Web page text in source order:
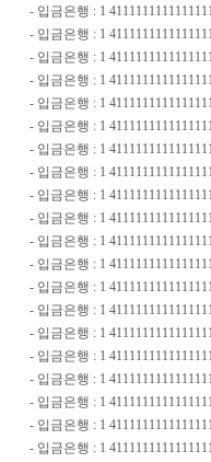
- 입금은행 : 1
- 입금은행 : 1
- 입금은행 : 1
- 입금은행 : 1
- 입금은행 : 1
- 입금은행 : 1
- 입금은행 : 1
- 입금은행 : 1
- 입금은행 : 1
- 입금은행 : 1
- 입금은행 : 1
- 입금은행 : 1
- 입금은행 : 1
- 입금은행 : 1
- 입금은행 : 1
- 입금은행 : 1
- 입금은행 : 1
- 입금은행 : 1
- 입금은행 : 1
- 입금은행 : 1